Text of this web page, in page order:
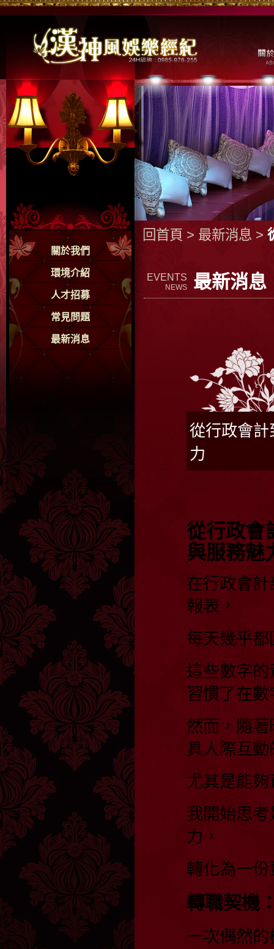
關於我們
環境介紹
人才招募
常見問題
最新消息
回首頁 > 最新消息 >
EVENTS
NEWS 最新消息
從行政會
力
從行政會
與服務魅
在行政會
報表，
每天幾乎
這些數字
習慣了在
然而，隨
具人際互
尤其是能
我開始思
力，
轉化為一
轉職契機
一次偶然